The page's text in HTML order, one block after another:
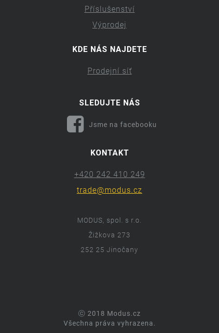
Příslušenství
Výprodej
KDE NÁS NAJDETE
Prodejní síť
SLEDUJTE NÁS
Jsme na facebooku
KONTAKT
+420 242 410 249
trade@modus.cz
MODUS, spol. s r.o.
Žižkova 273
252 25 Jinočany
ⓒ 2018 Modus.cz
Všechna práva vyhrazena.